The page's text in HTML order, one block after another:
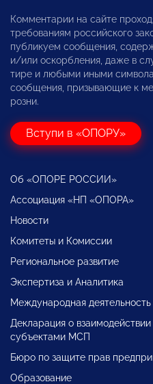
Комментарии на сайте
требованиям российского
публикуем сообщения,
и/или оскорбления, даже в
тире и любыми иными
сообщения, призывающие к
розни.
Вступи в «ОПОРУ»
Об «ОПОРЕ РОССИИ»
Ассоциация «НП «ОПОРА»
Новости
Комитеты и Комиссии
Региональное развитие
Экспертиза и Аналитика
Международная деятельность
Декларация о
субъектами МСП
Бюро по защите прав
Образование